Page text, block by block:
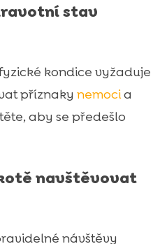
stav
kondice vyžaduje
příznaky nemocia
aby se předešlo
navštěvovat
návštěvy